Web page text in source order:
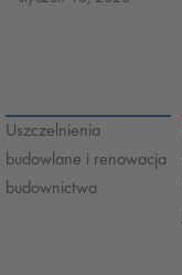
Uszczelnienia
budowlane i renowacja
budownictwa